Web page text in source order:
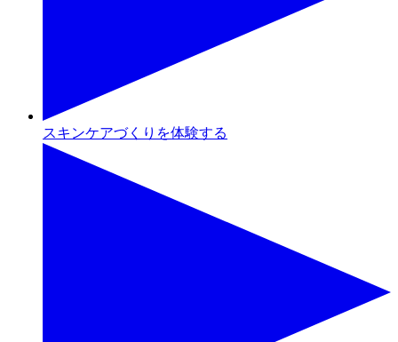
スキンケアづくりを体験する